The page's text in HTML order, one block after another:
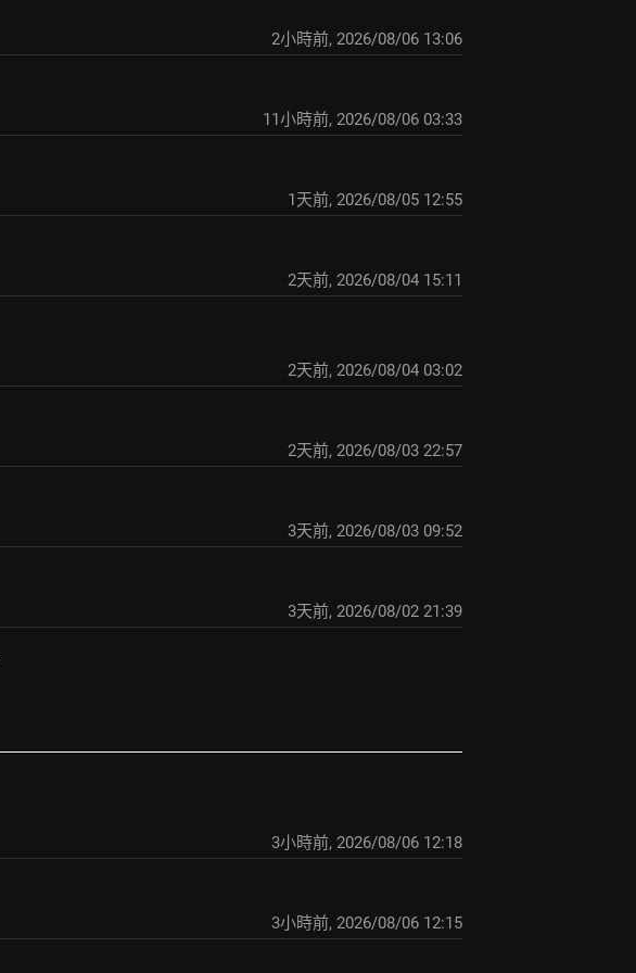
2小時前, 2026/08/06 13:06
11小時前, 2026/08/06 03:33
1天前, 2026/08/05 12:55
2天前, 2026/08/04 15:11
2天前, 2026/08/04 03:02
2天前, 2026/08/03 22:57
3天前, 2026/08/03 09:52
3天前, 2026/08/02 21:39
3小時前, 2026/08/06 12:18
3小時前, 2026/08/06 12:15